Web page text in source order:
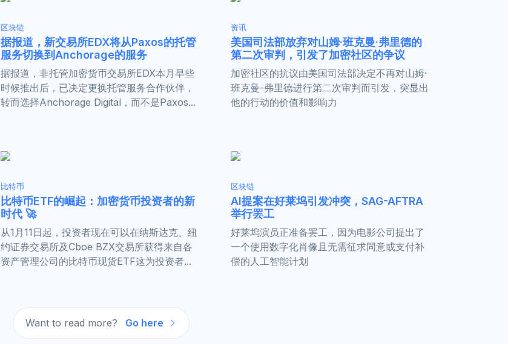
区块链
据报道，新交易所EDX将从Paxos的托管
服务切换到Anchorage的服务
据报道，非托管加密货币交易所EDX本月早些
时候推出后，已决定更换托管服务合作伙伴，
转而选择Anchorage Digital，而不是Paxos...
资讯
美国司法部放弃对山姆·班克曼·弗里德的
第二次审判，引发了加密社区的争议
加密社区的抗议由美国司法部决定不再对山姆·
班克曼-弗里德进行第二次审判而引发，突显出
他的行动的价值和影响力
比特币
比特币ETF的崛起：加密货币投资者的新
时代 🚀
从1月11日起，投资者现在可以在纳斯达克、纽
约证券交易所及Cboe BZX交易所获得来自各
资产管理公司的比特币现货ETF这为投资者...
区块链
AI提案在好莱坞引发冲突，SAG-AFTRA
举行罢工
好莱坞演员正准备罢工，因为电影公司提出了
一个使用数字化肖像且无需征求同意或支付补
偿的人工智能计划
Want to read more? Go here